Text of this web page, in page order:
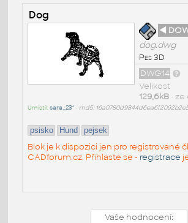
Dog
◄
dog.dwg
Pes 3D
DWG14
Velikost
129,6kB• ze
Umístil:sara_23^ • md5:
psisko Hund pejsek
Blok je k dispozici jen pro registrované
CADforum.cz. Přihlaste se - registrace
Vaše hodnocení: